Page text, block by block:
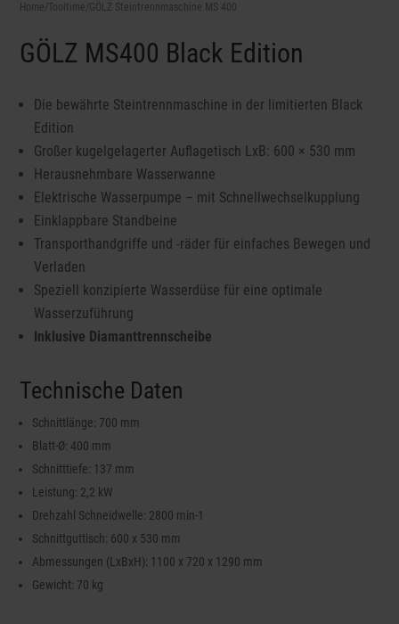
Home /Tooltime /GÖLZ Steintrennmaschine MS 400
GÖLZ MS400 Black Edition
Die bewährte Steintrennmaschine in der limitierten Black
Edition
Großer kugelgelagerter Auflagetisch LxB: 600 × 530 mm
Herausnehmbare Wasserwanne
Elektrische Wasserpumpe – mit Schnellwechselkupplung
Einklappbare Standbeine
Transporthandgriffe und -räder für einfaches Bewegen und
Verladen
Speziell konzipierte Wasserdüse für eine optimale
Wasserzuführung
Inklusive Diamanttrennscheibe
Technische Daten
Schnittlänge: 700 mm
Blatt-Ø: 400 mm
Schnitttiefe: 137 mm
Leistung: 2,2 kW
Drehzahl Schneidwelle: 2800 min-1
Schnittguttisch: 600 x 530 mm
Abmessungen (LxBxH): 1100 x 720 x 1290 mm
Gewicht: 70 kg